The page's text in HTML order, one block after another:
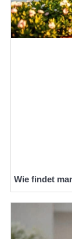
Wie findet